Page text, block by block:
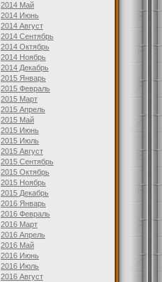
2014 Май
2014 Июнь
2014 Август
2014 Сентябрь
2014 Октябрь
2014 Ноябрь
2014 Декабрь
2015 Январь
2015 Февраль
2015 Март
2015 Апрель
2015 Май
2015 Июнь
2015 Июль
2015 Август
2015 Сентябрь
2015 Октябрь
2015 Ноябрь
2015 Декабрь
2016 Январь
2016 Февраль
2016 Март
2016 Апрель
2016 Май
2016 Июнь
2016 Июль
2016 Август